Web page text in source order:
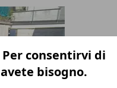
consentirvi di
bisogno.